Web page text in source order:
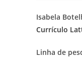
Isabela
Currículo
Linha de